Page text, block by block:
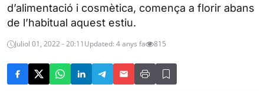
d’alimentació i cosmètica, comença a florir abans
de l’habitual aquest estiu.
Juliol 01, 2022 - 20:11Updated: 4 anys fa 815